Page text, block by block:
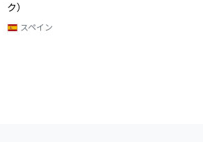
ク）
スペイン